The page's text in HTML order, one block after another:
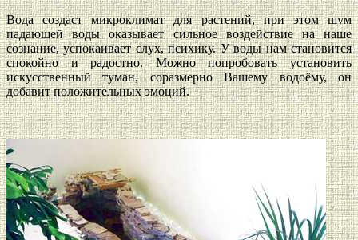
Вода создаст микроклимат для растений, при этом шум
падающей воды оказывает сильное воздействие на наше
сознание, успокаивает слух, психику. У воды нам становится
спокойно и радостно. Можно попробовать установить
искусственный туман, соразмерно Вашему водоёму, он
добавит положительных эмоций.